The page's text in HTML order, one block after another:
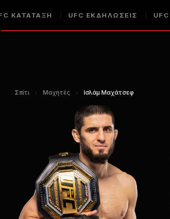
ΚΑΤΆΤΑΞΗ UFC ΕΚΔΗΛΏΣΕΙΣ UFC
Σπίτι ♪ Μαχητές ♪ Ισλάμ Μαχάτσεφ